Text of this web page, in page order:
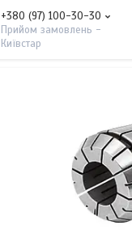
+380 (97) 100-30-30
Прийом замовлень -
Київстар